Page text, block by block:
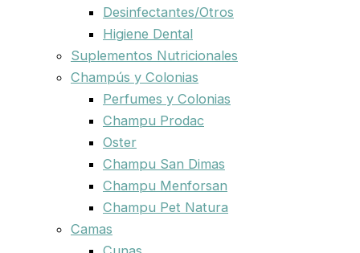
Desinfectantes/Otros
Higiene Dental
Suplementos Nutricionales
Champús y Colonias
Perfumes y Colonias
Champu Prodac
Oster
Champu San Dimas
Champu Menforsan
Champu Pet Natura
Camas